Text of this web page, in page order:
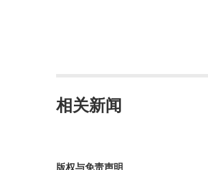
相关新闻
版权与免责声明